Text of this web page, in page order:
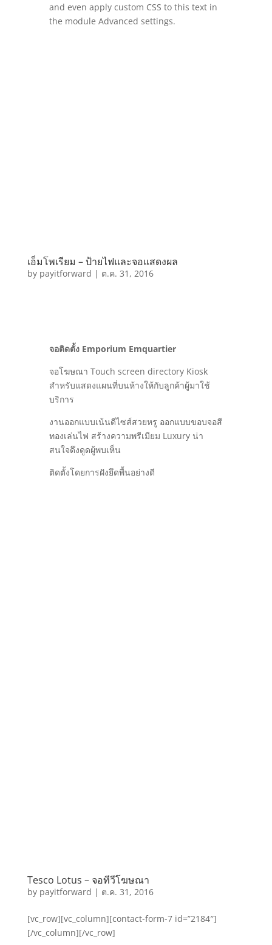
and even apply custom CSS to this text in
the module Advanced settings.
เอ็มโพเรียม – ป้ายไฟและจอแสดงผล
by payitforward | ต.ค. 31, 2016
จอติดตั้ง Emporium Emquartier
จอโฆษณา Touch screen directory Kiosk
สำหรับแสดงแผนที่บนห้างให้กับลูกค้าผู้มาใช้
บริการ
งานออกแบบเน้นดีไซส์สวยหรู ออกแบบขอบจอสี
ทองเล่นไฟ สร้างความพรีเมียม Luxury น่า
สนใจดึงดูดผู้พบเห็น
ติดตั้งโดยการฝังยึดพื้นอย่างดี
Tesco Lotus – จอทีวีโฆษณา
by payitforward | ต.ค. 31, 2016
[vc_row][vc_column][contact-form-7 id=”2184″]
[/vc_column][/vc_row]